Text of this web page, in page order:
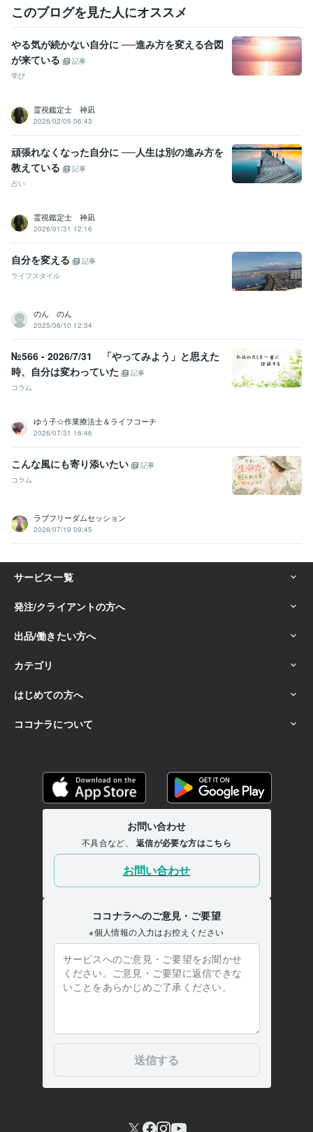
このブログを見た人にオススメ
やる気が続かない自分に ──進み方を変える合図
が来ている
記事
学び
霊視鑑定士 神凪
2026/02/05 06:43
頑張れなくなった自分に ──人生は別の進み方を
教えている
記事
占い
霊視鑑定士 神凪
2026/01/31 12:16
自分を変える
記事
ライフスタイル
のん のん
2025/06/10 12:34
№566 - 2026/7/31 「やってみよう」と思えた
時、自分は変わっていた
記事
コラム
ゆう子☆作業療法士＆ライフコーチ
2026/07/31 16:46
こんな風にも寄り添いたい
記事
コラム
ラブフリーダムセッション
2026/07/19 09:45